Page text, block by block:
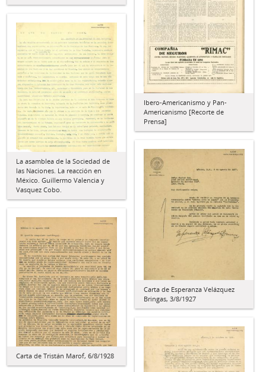
Ibero-Americanismo y Pan-
Americanismo [Recorte de
Prensa]
La asamblea de la Sociedad de
las Naciones. La reacción en
México. Guillermo Valencia y
Vasquez Cobo.
Carta de Esperanza Velázquez
Bringas, 3/8/1927
Carta de Tristán Marof, 6/8/1928